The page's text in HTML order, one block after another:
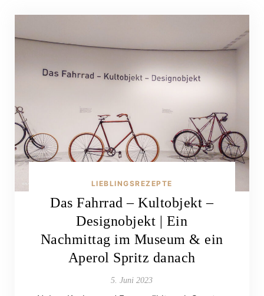
LIEBLINGSREZEPTE
Das Fahrrad – Kultobjekt –
Designobjekt | Ein
Nachmittag im Museum & ein
Aperol Spritz danach
5. Juni 2023